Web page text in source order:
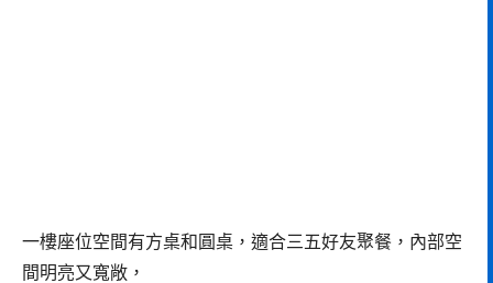
一樓座位空間有方桌和圓桌，適合三五好友聚餐，內部空
間明亮又寬敞，